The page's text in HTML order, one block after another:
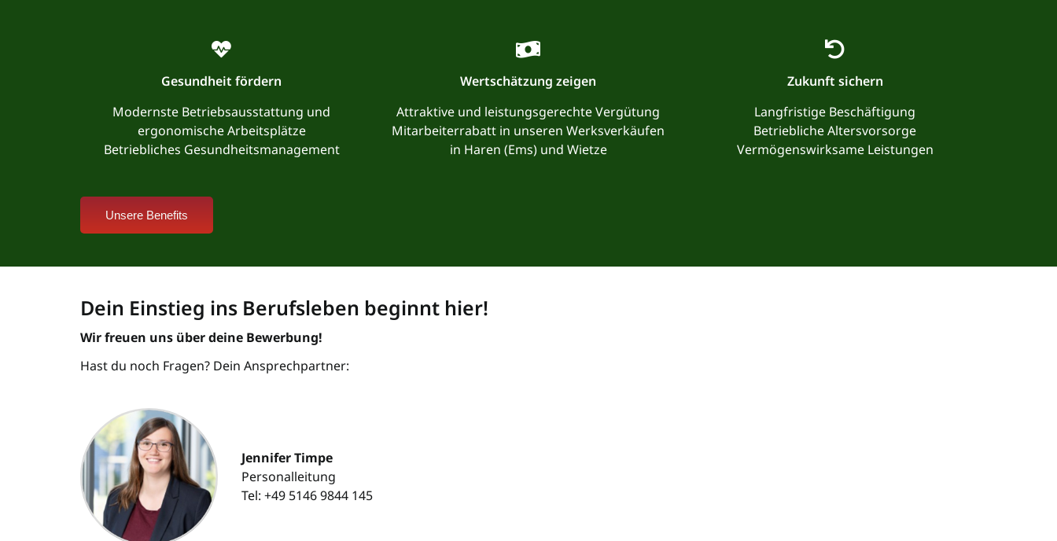
Gesundheit fördern
Modernste Betriebsausstattung und
ergonomische Arbeitsplätze
Betriebliches Gesundheitsmanagement
Wertschätzung zeigen
Attraktive und leistungsgerechte Vergütung
Mitarbeiterrabatt in unseren Werksverkäufen
in Haren (Ems) und Wietze
Zukunft sichern
Langfristige Beschäftigung
Betriebliche Altersvorsorge
Vermögenswirksame Leistungen
Unsere Benefits
Dein Einstieg ins Berufsleben beginnt hier!
Wir freuen uns über deine Bewerbung!
Hast du noch Fragen? Dein Ansprechpartner:
Jennifer Timpe
Personalleitung
Tel: +49 5146 9844 145